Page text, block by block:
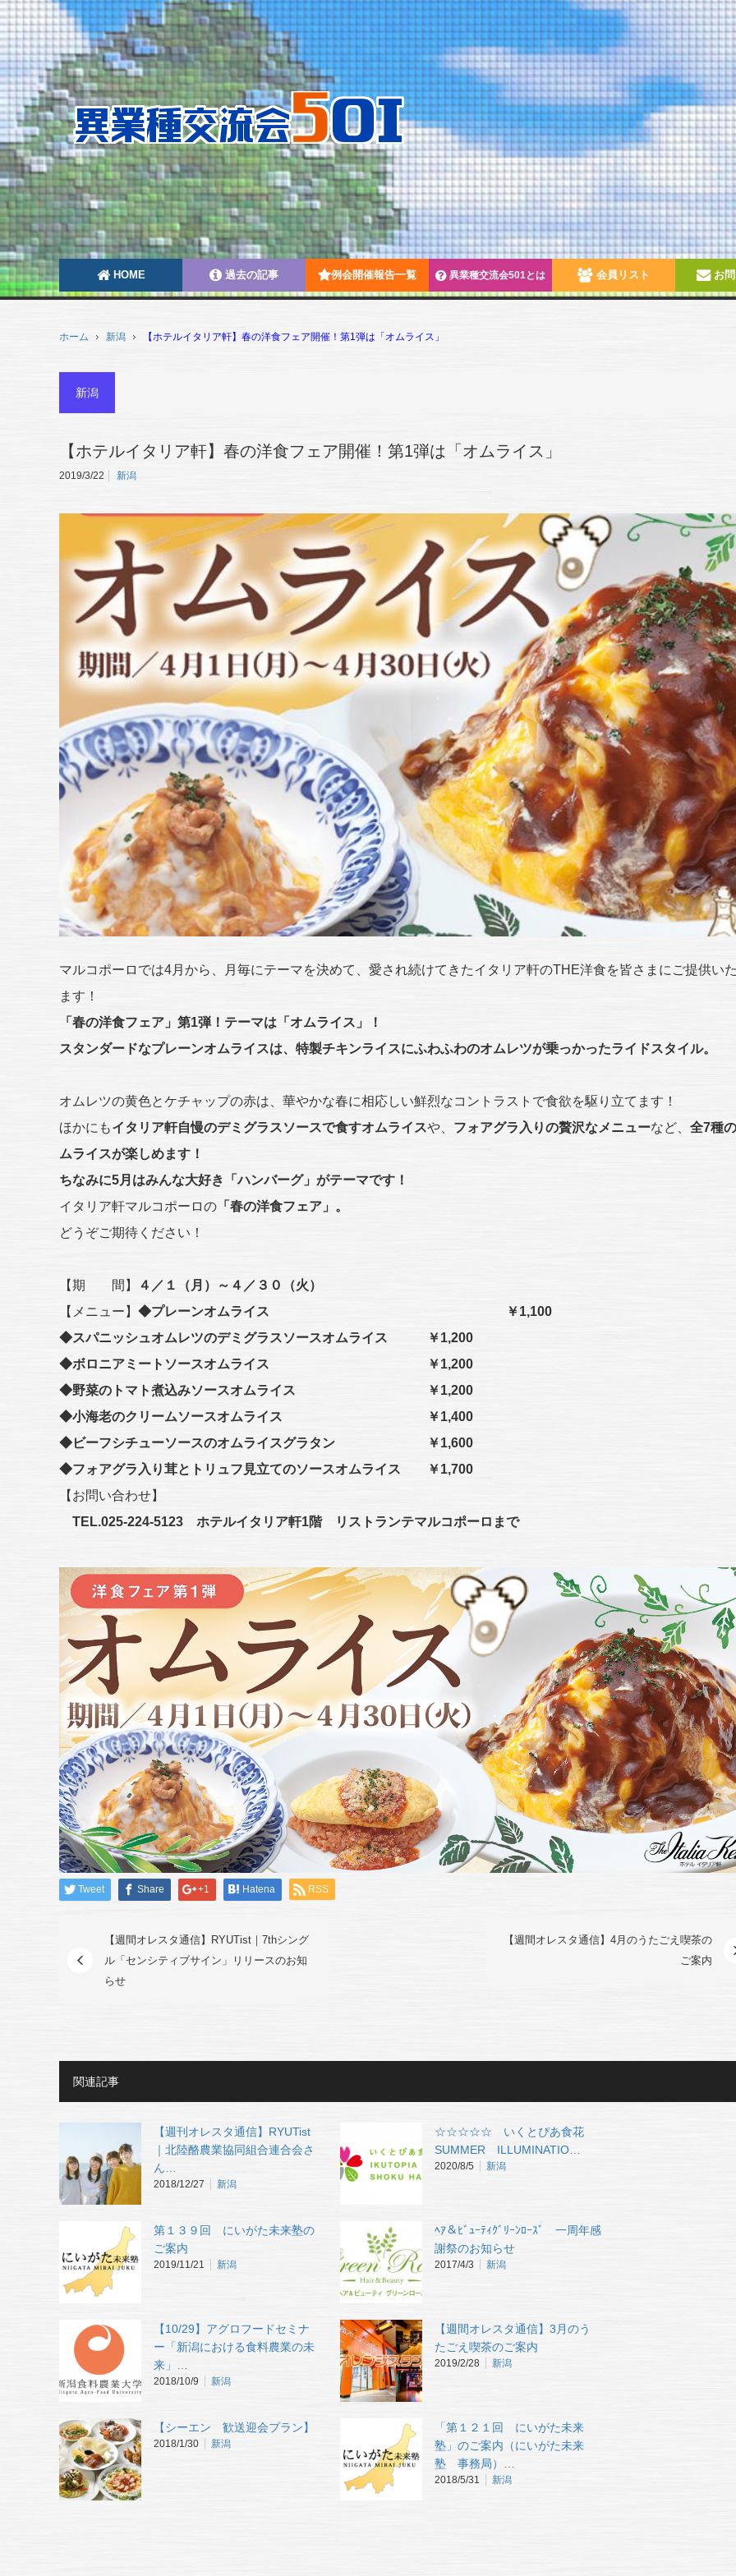
HOME 過去の記事 例会開催報告一覧 異業種交流会501とは 会員リスト お問
ホーム 新潟 【ホテルイタリア軒】春の洋食フェア開催！第1弾は「オムライス」
新潟
【ホテルイタリア軒】春の洋食フェア開催！第1弾は「オムライス」
2019/3/22 新潟
マルコポーロでは4月から、月毎にテーマを決めて、愛され続けてきたイタリア軒のTHE洋食を皆さまにご提供い
ます！
「春の洋食フェア」第1弾！テーマは「オムライス」！
スタンダードなプレーンオムライスは、特製チキンライスにふわふわのオムレツが乗っかったライドスタイル。
オムレツの黄色とケチャップの赤は、華やかな春に相応しい鮮烈なコントラストで食欲を駆り立てます！
ほかにもイタリア軒自慢のデミグラスソースで食すオムライスや、 フォアグラ入りの贅沢なメニューなど、 全7種
ムライスが楽しめます！
ちなみに5月はみんな大好き「ハンバーグ」がテーマです！
イタリア軒マルコポーロの 「春の洋食フェア」。
どうぞご期待ください！
【期 間】
４／１（月）～４／３０（火）
【メニュー】 ◆プレーンオムライス ￥1,100
◆スパニッシュオムレツのデミグラスソースオムライス ￥1,200
◆ボロニアミートソースオムライス ￥1,200
◆野菜のトマト煮込みソースオムライス ￥1,200
◆小海老のクリームソースオムライス ￥1,400
◆ビーフシチューソースのオムライスグラタン ￥1,600
◆フォアグラ入り茸とトリュフ見立てのソースオムライス ￥1,700
【お問い合わせ】
TEL.025-224-5123 ホテルイタリア軒1階 リストランテマルコポーロまで
Tweet Share +1 Hatena RSS
【週間オレスタ通信】RYUTist｜7thシング
ル「センシティブサイン」リリースのお知
らせ
【週間オレスタ通信】4月のうたごえ喫茶の
ご案内
関連記事
【週刊オレスタ通信】RYUTist
｜北陸酪農業協同組合連合会さ
ん…
2018/12/27 新潟
☆☆☆☆☆ いくとぴあ食花
SUMMER ILLUMINATIO…
2020/8/5 新潟
第１３９回 にいがた未来塾の
ご案内
2019/11/21 新潟
ﾍｱ＆ﾋﾞｭｰﾃｨｸﾞﾘｰﾝﾛｰｽﾞ 一周年感
謝祭のお知らせ
2017/4/3 新潟
【10/29】アグロフードセミナ
ー「新潟における食料農業の未
来」…
2018/10/9 新潟
【週間オレスタ通信】3月のう
たごえ喫茶のご案内
2019/2/28 新潟
【シーエン 歓送迎会プラン】
2018/1/30 新潟
「第１２１回 にいがた未来
塾」のご案内（にいがた未来
塾 事務局）…
2018/5/31 新潟